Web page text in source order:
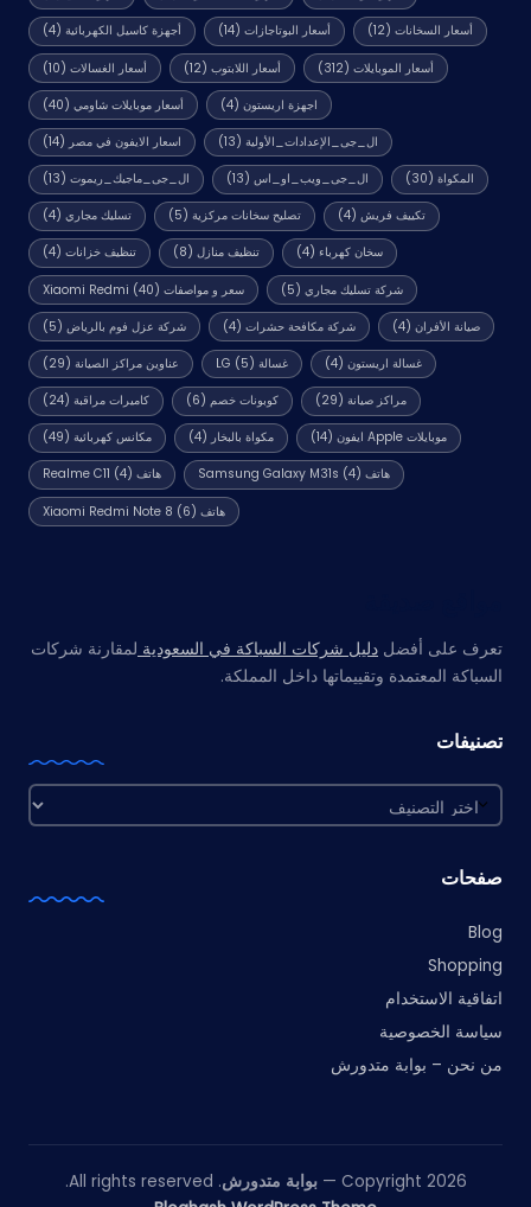
أجهزة كاسيل الكهربائية(4) أسعار البوتاجازات (14) أسعار السخانات (12)
أسعار الغسالات(10) أسعار اللابتوب (12) أسعار الموبايلات (312)
أسعار موبايلات شاومي(40) اجهزة اريستون (4)
اسعار الايفون في مصر (14) ال_جى_الإعدادات_الأولية (13)
ال_جى_ماجيك_ريموت(13) ال_جى_ويب_او_اس (13) المكواة (30)
تسليك مجاري(4) تصليح سخانات مركزية (5) تكييف فريش (4)
تنظيف خزانات(4) تنظيف منازل (8) سخان كهرباء (4)
سعر و مواصفات Xiaomi Redmi (40) شركة تسليك مجاري (5)
شركة عزل فوم بالرياض(5) شركة مكافحة حشرات (4) صيانة الأفران (4)
عناوين مراكز الصيانة(29) غسالة LG (5) غسالة اريستون (4)
كاميرات مراقبة(24) كوبونات خصم (6) مراكز صيانة (29)
مكانس كهربائية(49) مكواة بالبخار (4) موبايلات Apple ايفون (14)
هاتف Realme C11 (4) هاتف Samsung Galaxy M31s (4)
هاتف Xiaomi Redmi Note 8 (6)
تعرف على أفضل دليل شركات السباكة في السعودية لمقارنة شركات
السباكة المعتمدة وتقييماتها داخل المملكة.
تصنيفات
تصنيفات
صفحات
Blog
Shopping
اتفاقية الاستخدام
سياسة الخصوصية
من نحن – بوابة متدورش
Copyright 2026 — بوابة متدورش. All rights reserved.